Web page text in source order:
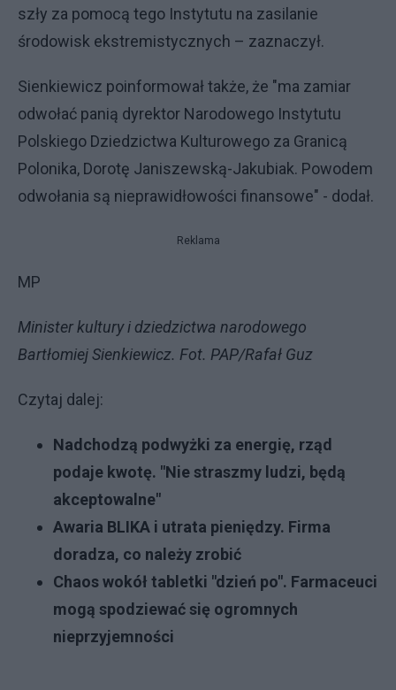
szły za pomocą tego Instytutu na zasilanie
środowisk ekstremistycznych – zaznaczył.
Sienkiewicz poinformował także, że "ma zamiar
odwołać panią dyrektor Narodowego Instytutu
Polskiego Dziedzictwa Kulturowego za Granicą
Polonika, Dorotę Janiszewską-Jakubiak. Powodem
odwołania są nieprawidłowości finansowe" - dodał.
Reklama
MP
Minister kultury i dziedzictwa narodowego
Bartłomiej Sienkiewicz. Fot. PAP/Rafał Guz
Czytaj dalej:
Nadchodzą podwyżki za energię, rząd
podaje kwotę. "Nie straszmy ludzi, będą
akceptowalne"
Awaria BLIKA i utrata pieniędzy. Firma
doradza, co należy zrobić
Chaos wokół tabletki "dzień po". Farmaceuci
mogą spodziewać się ogromnych
nieprzyjemności